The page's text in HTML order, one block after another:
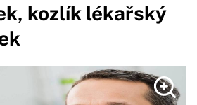
kozlík lékařský